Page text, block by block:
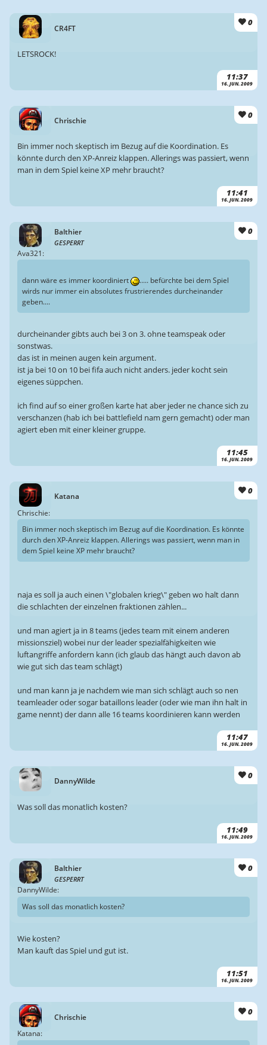
CR4FT
0
11:37
16. JUN. 2009
LETSROCK!
Chrischie
0
11:41
16. JUN. 2009
Bin immer noch skeptisch im Bezug auf die Koordination. Es
könnte durch den XP-Anreiz klappen. Allerings was passiert, wenn
man in dem Spiel keine XP mehr braucht?
Balthier
GESPERRT
0
11:45
16. JUN. 2009
Ava321:
dann wäre es immer koordiniert
..... befürchte bei dem Spiel
wirds nur immer ein absolutes frustrierendes durcheinander
geben....
durcheinander gibts auch bei 3 on 3. ohne teamspeak oder
sonstwas.
das ist in meinen augen kein argument.
ist ja bei 10 on 10 bei fifa auch nicht anders. jeder kocht sein
eigenes süppchen.
ich find auf so einer großen karte hat aber jeder ne chance sich zu
verschanzen (hab ich bei battlefield nam gern gemacht) oder man
agiert eben mit einer kleiner gruppe.
Katana
0
11:47
16. JUN. 2009
Chrischie:
Bin immer noch skeptisch im Bezug auf die Koordination. Es könnte
durch den XP-Anreiz klappen. Allerings was passiert, wenn man in
dem Spiel keine XP mehr braucht?
naja es soll ja auch einen \"globalen krieg\" geben wo halt dann
die schlachten der einzelnen fraktionen zählen...
und man agiert ja in 8 teams (jedes team mit einem anderen
missionsziel) wobei nur der leader spezialfähigkeiten wie
luftangriffe anfordern kann (ich glaub das hängt auch davon ab
wie gut sich das team schlägt)
und man kann ja je nachdem wie man sich schlägt auch so nen
teamleader oder sogar bataillons leader (oder wie man ihn halt in
game nennt) der dann alle 16 teams koordinieren kann werden
DannyWilde
0
11:49
16. JUN. 2009
Was soll das monatlich kosten?
Balthier
GESPERRT
0
11:51
16. JUN. 2009
DannyWilde:
Was soll das monatlich kosten?
Wie kosten?
Man kauft das Spiel und gut ist.
Chrischie
0
Katana: